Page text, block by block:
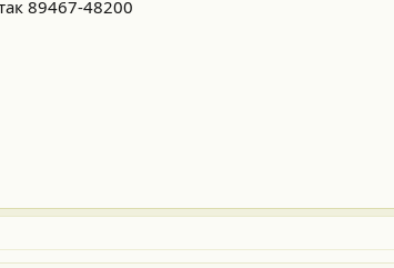
89467-48200